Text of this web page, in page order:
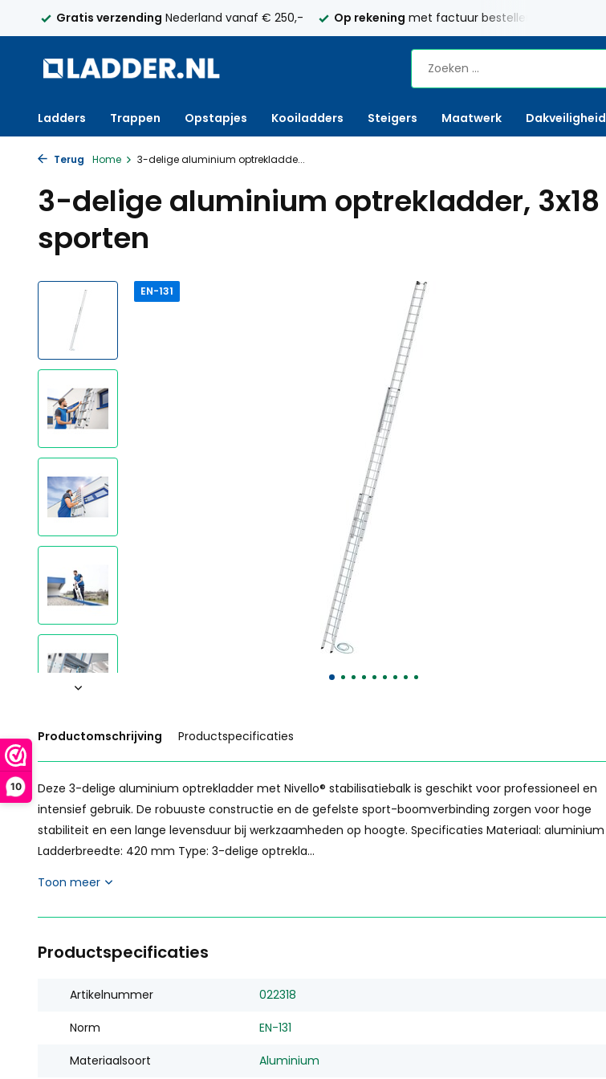
10
Gratis verzending Nederland vanaf € 250,- Op rekening met factuur bestellen mogelijk
Ladders Trappen Opstapjes Kooiladders Steigers Maatwerk Dakveiligheid
Terug Home 3-delige aluminium optrekladde...
3-delige aluminium optrekladder, 3x18
sporten
EN-131
Productomschrijving Productspecificaties
Deze 3-delige aluminium optrekladder met Nivello® stabilisatiebalk is geschikt voor professioneel en
intensief gebruik. De robuuste constructie en de gefelste sport-boomverbinding zorgen voor hoge
stabiliteit en een lange levensduur bij werkzaamheden op hoogte. Specificaties Materiaal: aluminium
Ladderbreedte: 420 mm Type: 3-delige optrekla...
Toon meer
Productspecificaties
Artikelnummer 022318
Norm EN-131
Materiaalsoort Aluminium